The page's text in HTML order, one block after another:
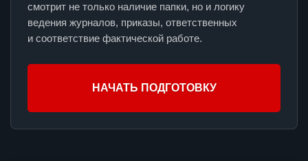
смотрит не только наличие папки, но и логику
ведения журналов, приказы, ответственных
и соответствие фактической работе.
НАЧАТЬ ПОДГОТОВКУ